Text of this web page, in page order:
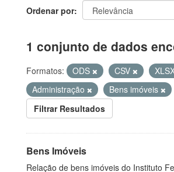
Ordenar por
1 conjunto de dados
Formatos: ODS CSV
Administração
Bens imóveis
Filtrar Resultados
Bens Imóveis
Relação de bens imóveis do Instituto